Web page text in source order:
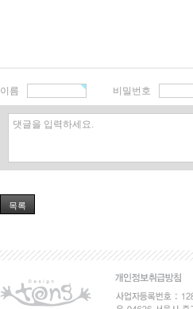
이름 비밀번호
댓글을 입력하세요.
목록